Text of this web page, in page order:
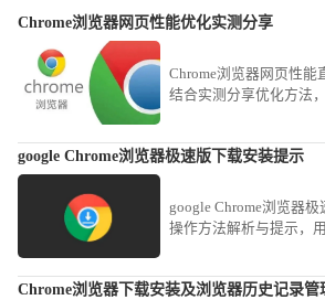
Chrome浏览器网页性能优化实测分享
Chrome浏览器网页性能
结合实测分享优化方法
google Chrome浏览器极速版下载安装提示
google Chrome浏览器
操作方法解析与提示，
Chrome浏览器下载安装及浏览器历史记录管